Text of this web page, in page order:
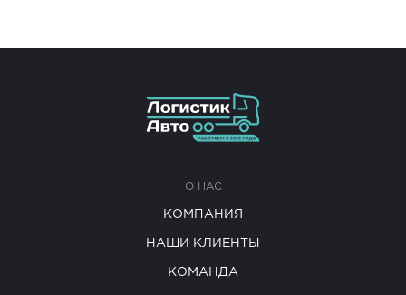
О НАС
КОМПАНИЯ
НАШИ КЛИЕНТЫ
КОМАНДА